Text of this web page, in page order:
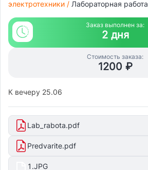
электротехники / Лабораторная работа
Заказ выполнен за:
2 дня
Стоимость заказа:
1200 ₽
К вечеру 25.06
Lab_rabota.pdf
Predvarite.pdf
1.JPG